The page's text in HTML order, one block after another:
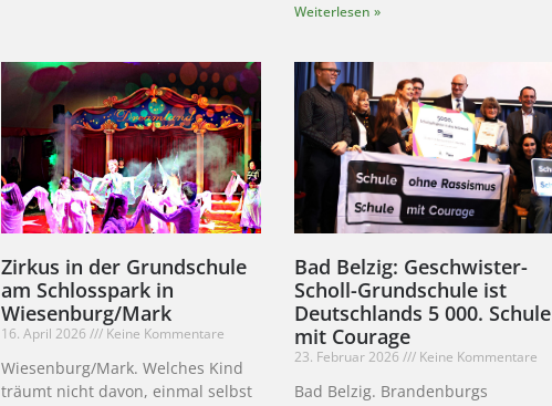
Weiterlesen »
Zirkus in der Grundschule
am Schlosspark in
Wiesenburg/Mark
16. April 2026 Keine Kommentare
Wiesenburg/Mark. Welches Kind
träumt nicht davon, einmal selbst
Bad Belzig: Geschwister-
Scholl-Grundschule ist
Deutschlands 5 000. Schule
mit Courage
23. Februar 2026 Keine Kommentare
Bad Belzig. Brandenburgs